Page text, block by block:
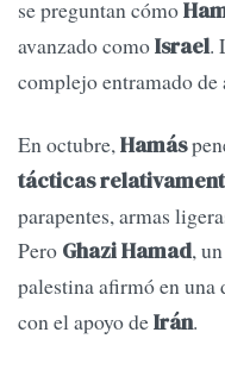
se preguntan cómo
avanzado comoIsrael.
complejo entramado de
En octubre,Hamás
tácticas
parapentes, armas
Pero Ghazi Hamad,
palestina afirmó en una
con el apoyo deIrán.